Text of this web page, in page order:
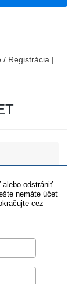
/ Registrácia |
alebo odstrániť
nemáte účet
cez